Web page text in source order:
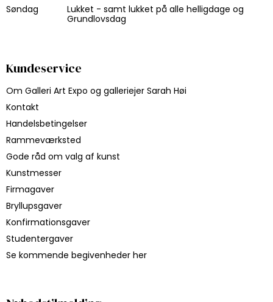
Søndag
Lukket - samt lukket på alle helligdage og
Grundlovsdag
Kundeservice
Om Galleri Art Expo og galleriejer Sarah Høi
Kontakt
Handelsbetingelser
Rammeværksted
Gode råd om valg af kunst
Kunstmesser
Firmagaver
Bryllupsgaver
Konfirmationsgaver
Studentergaver
Se kommende begivenheder her